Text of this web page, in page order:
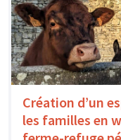
Création d’un
les familles en